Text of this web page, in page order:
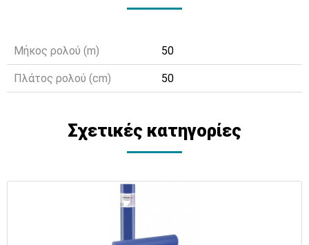
Μήκος ρολού (m) 50
Πλάτος ρολού (cm) 50
Σχετικές κατηγορίες